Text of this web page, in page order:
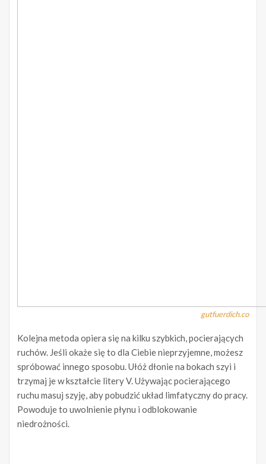
gutfuerdich.co
Kolejna metoda opiera się na kilku szybkich, pocierających
ruchów. Jeśli okaże się to dla Ciebie nieprzyjemne, możesz
spróbować innego sposobu. Ułóż dłonie na bokach szyi i
trzymaj je w kształcie litery V. Używając pocierającego
ruchu masuj szyję, aby pobudzić układ limfatyczny do pracy.
Powoduje to uwolnienie płynu i odblokowanie
niedrożności.